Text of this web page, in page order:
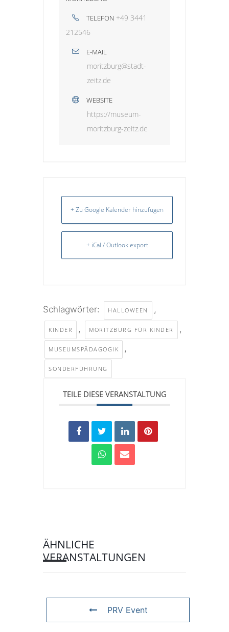
TELEFON +49 3441
212546
E-MAIL
moritzburg@stadt-
zeitz.de
WEBSITE
https://museum-
moritzburg-zeitz.de
+ Zu Google Kalender hinzufügen
+ iCal / Outlook export
Schlagwörter: HALLOWEEN ,
KINDER , MORITZBURG FÜR KINDER ,
MUSEUMSPÄDAGOGIK ,
SONDERFÜHRUNG
TEILE DIESE VERANSTALTUNG
ÄHNLICHE
VERANSTALTUNGEN
PRV Event